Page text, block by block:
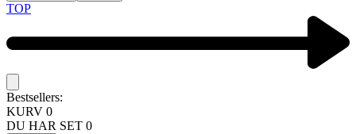
TOP
Bestsellers:
KURV 0
DU HAR SET 0